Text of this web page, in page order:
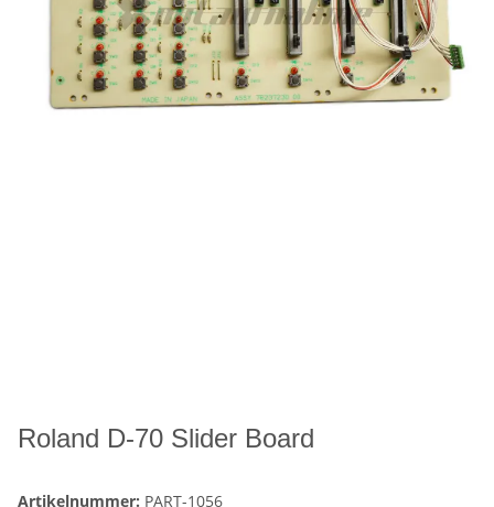
Roland D-70 Slider Board
Artikelnummer: PART-1056